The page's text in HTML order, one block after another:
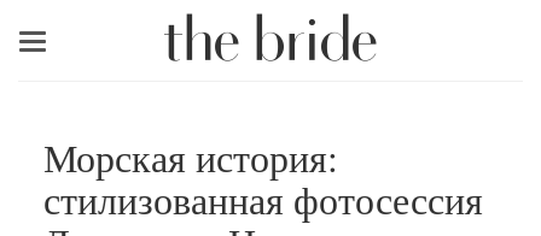
Меню
Морская история:
стилизованная фотосессия